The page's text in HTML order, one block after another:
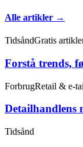
Alle artikler →
TidsåndGratis
Forstå trends,
ForbrugRetail & e-
Detailhandlens
Tidsånd